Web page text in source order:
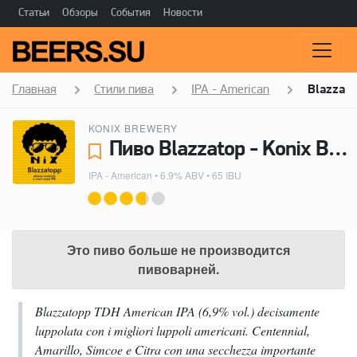
Статьи Обзоры События Новости
Главная Стили пива IPA - American
KONIX BREWERY
Пиво Blazzatop - Konix Brewery
IPA - American • 6.9% ABV • 65 IBU
Это пиво больше не производится
пивоварней.
Blazzatopp TDH American IPA (6,9% vol.) decisamente
luppolata con i migliori luppoli americani. Centennial,
Amarillo, Simcoe e Citra con una secchezza importante